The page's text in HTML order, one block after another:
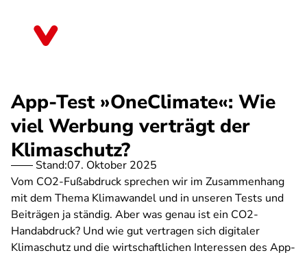
App-Test »OneClimate«: Wie
viel Werbung verträgt der
Klimaschutz?
Stand:07. Oktober 2025
Vom CO2-Fußabdruck sprechen wir im Zusammenhang
mit dem Thema Klimawandel und in unseren Tests und
Beiträgen ja ständig. Aber was genau ist ein CO2-
Handabdruck? Und wie gut vertragen sich digitaler
Klimaschutz und die wirtschaftlichen Interessen des App-